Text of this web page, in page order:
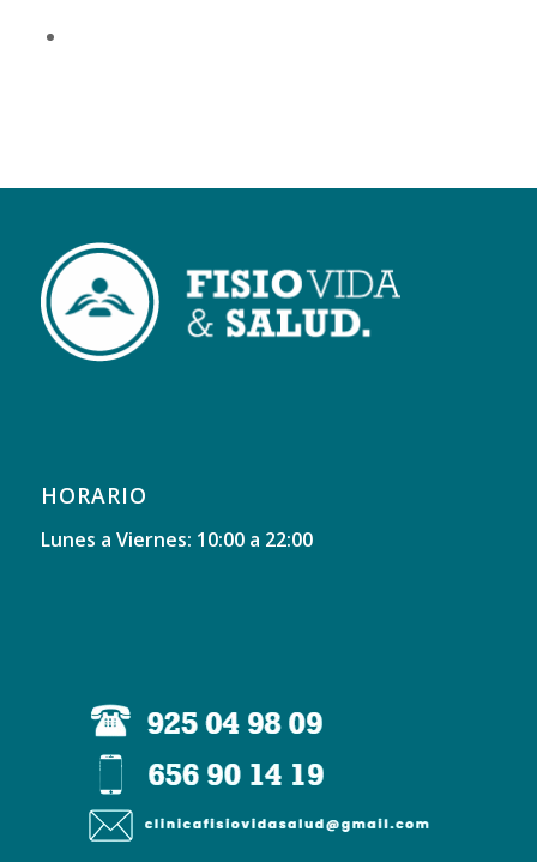
HORARIO
Lunes a Viernes: 10:00 a 22:00